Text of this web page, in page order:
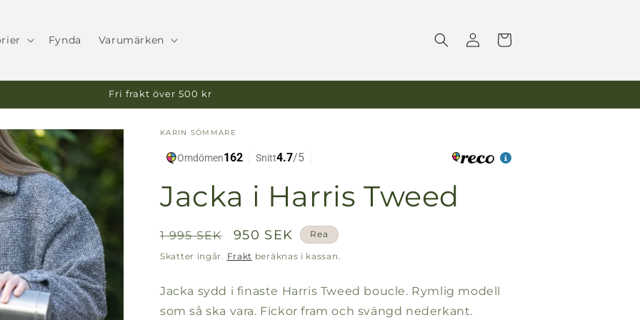
Fynda Varumärken
Logga
Varukorg
Fri frakt över 500 kr
KARIN SÖMMARE
Jacka i Harris Tweed
Ordinarie
pris
1 995 SEK Försäljningspris
950 SEK Rea
Skatter ingår. Frakt beräknas i kassan.
Jacka sydd i finaste Harris Tweed boucle. Rymlig modell
som så ska vara. Fickor fram och svängd nederkant.